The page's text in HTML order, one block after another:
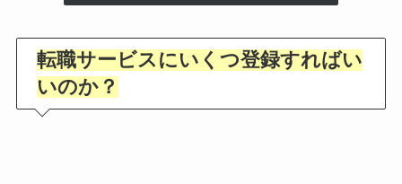
転職サービスにいくつ登録すればい
いのか？